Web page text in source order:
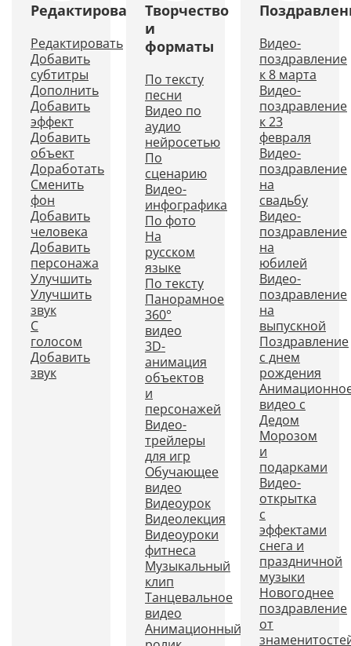
Редактирование
Редактировать
Добавить
субтитры
Дополнить
Добавить
эффект
Добавить
объект
Доработать
Сменить
фон
Добавить
человека
Добавить
персонажа
Улучшить
Улучшить
звук
С
голосом
Добавить
звук
Творчество
и
форматы
По тексту
песни
Видео по
аудио
нейросетью
По
сценарию
Видео-
инфографика
По фото
На
русском
языке
По тексту
Панорамное
360°
видео
3D-
анимация
объектов
и
персонажей
Видео-
трейлеры
для игр
Обучающее
видео
Видеоурок
Видеолекция
Видеоуроки
фитнеса
Музыкальный
клип
Танцевальное
видео
Анимационный
Видео-
поздравление
к 8 марта
Видео-
поздравление
к 23
февраля
Видео-
поздравление
на
свадьбу
Видео-
поздравление
на
юбилей
Видео-
поздравление
на
выпускной
Поздравление
с днем
рождения
видео с
Дедом
Морозом
и
подарками
Видео-
открытка
с
эффектами
снега и
праздничной
музыки
Новогоднее
поздравление
от